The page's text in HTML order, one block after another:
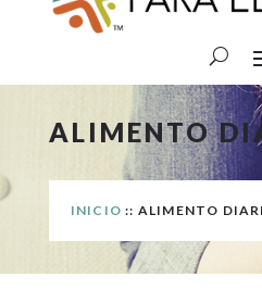
ALIMENTO
INICIO :: ALIMENTO